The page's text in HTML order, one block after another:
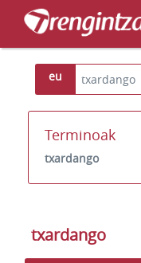
eu
Terminoak
txardango
txardango